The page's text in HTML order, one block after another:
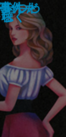
日は
―マー
件―
件―
く
つわ
んだ